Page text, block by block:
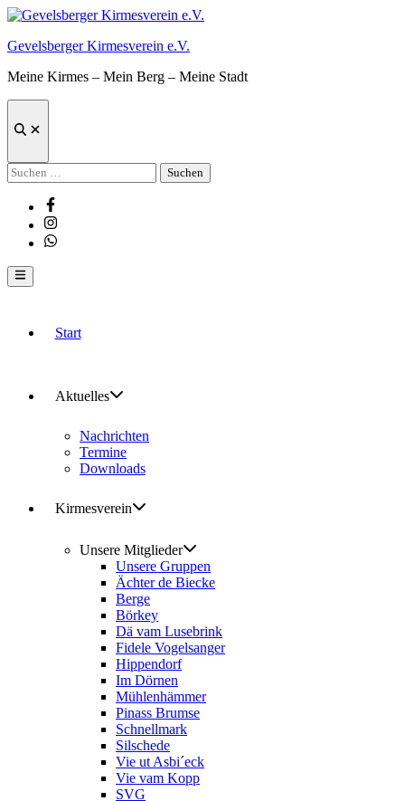
Zum
springen
Gevelsberger Kirmesverein e.V.
Meine Kirmes – Mein Berg – Meine Stadt
Suche
Suchen
nach:
Facebook
Instagram
Whatsapp
Hauptmenü
Start
Aktuelles
Nachrichten
Termine
Downloads
Kirmesverein
Unsere Mitglieder
Unsere Gruppen
Ächter de Biecke
Berge
Börkey
Dä vam Lusebrink
Fidele Vogelsanger
Hippendorf
Im Dörnen
Mühlenhämmer
Pinass Brumse
Schnellmark
Silschede
Vie ut Asbi´eck
Vie vam Kopp
SVG